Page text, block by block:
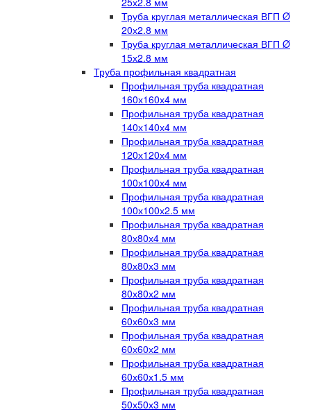
Труба круглая металлическая ВГП Ø
20х2.8 мм
Труба круглая металлическая ВГП Ø
15х2.8 мм
Труба профильная квадратная
Профильная труба квадратная
160х160х4 мм
Профильная труба квадратная
140х140х4 мм
Профильная труба квадратная
120х120х4 мм
Профильная труба квадратная
100х100х4 мм
Профильная труба квадратная
100х100х2.5 мм
Профильная труба квадратная
80х80х4 мм
Профильная труба квадратная
80х80х3 мм
Профильная труба квадратная
80х80х2 мм
Профильная труба квадратная
60х60х3 мм
Профильная труба квадратная
60х60х2 мм
Профильная труба квадратная
60х60х1.5 мм
Профильная труба квадратная
50х50х3 мм